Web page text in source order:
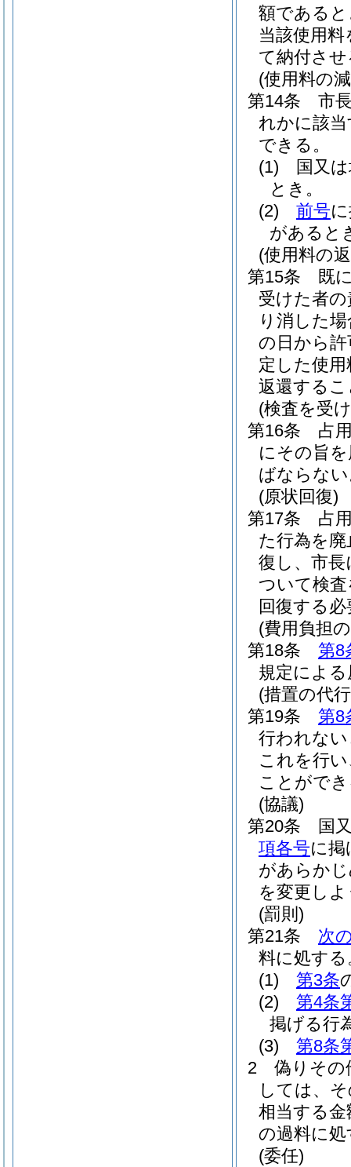
額である
当該使用
て納付さ
(使用料の
第14条
市
れかに該
できる。
(1)
国又
とき。
(2)
前号
があると
(使用料の
第15条
既
受けた者
り消した
の日から
定した使
返還する
(検査を受
第16条
占
にその旨
ばならな
(原状回復)
第17条
占
た行為を
復し、市
ついて検
回復する
(費用負担
第18条
第8
規定によ
(措置の代
第19条
第8
行われな
これを行
ことがで
(協議)
第20条
国
項各号に
があらか
を変更し
(罰則)
第21条
次
料に処する
(1)
第3条
(2)
第4条
掲げる行
(3)
第8条
2
偽りその
しては、
相当する
の過料に
(委任)